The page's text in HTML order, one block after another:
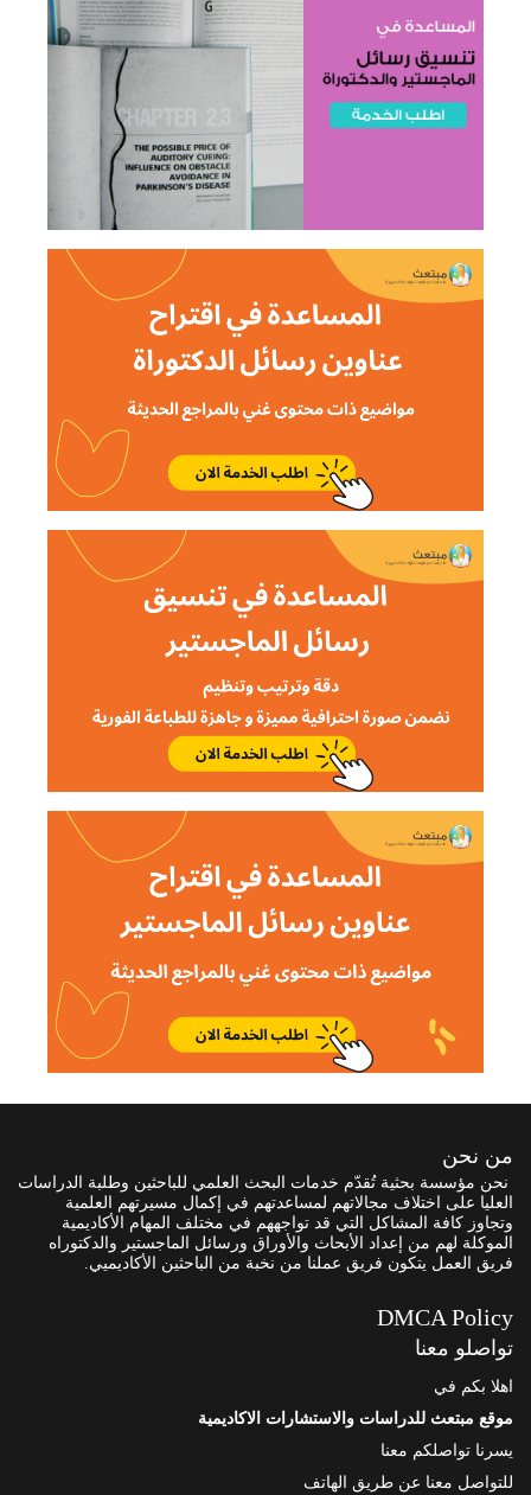
من نحن
نحن مؤسسة بحثية تُقدّم خدمات البحث العلمي للباحثين وطلبة الدراسات
العليا على اختلاف مجالاتهم لمساعدتهم في إكمال مسيرتهم العلمية
وتجاوز كافة المشاكل التي قد تواجههم في مختلف المهام الأكاديمية
الموكلة لهم من إعداد الأبحاث والأوراق ورسائل الماجستير والدكتوراه
فريق العمل يتكون فريق عملنا من نخبة من الباحثين الأكاديميي.
DMCA Policy
تواصلو معنا
اهلا بكم في
موقع مبتعث للدراسات والاستشارات الاكاديمية
يسرنا تواصلكم معنا
للتواصل معنا عن طريق الهاتف